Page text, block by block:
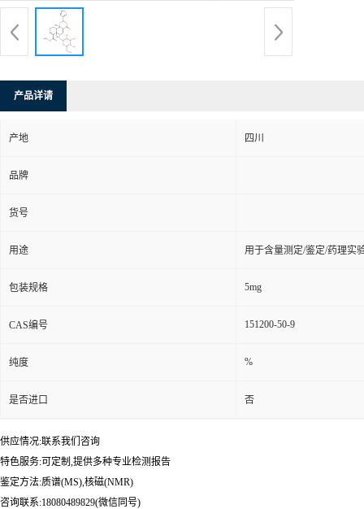
产品详请
产地 四川
品牌
货号
用途 用于含量测定/鉴定/药理实
包装规格 5mg
CAS编号 151200-50-9
纯度 %
是否进口 否
供应情况:联系我们咨询
特色服务:可定制,提供多种专业检测报告
鉴定方法:质谱(MS),核磁(NMR)
咨询联系:18080489829(微信同号)